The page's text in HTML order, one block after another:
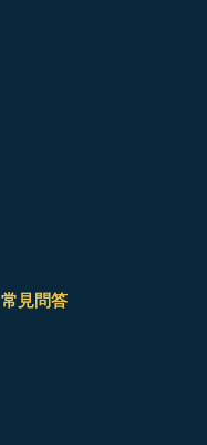
常見問答